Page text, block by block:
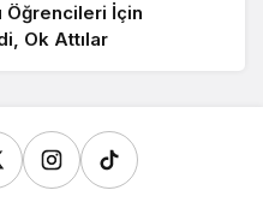
Öğrencileri İçin
Ok Attılar